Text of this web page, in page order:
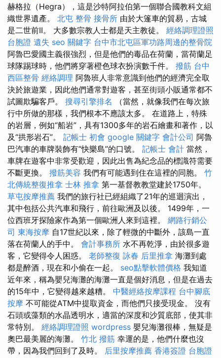
赫格拉（Hegra），這是沙特阿拉伯第一個聯合國教科文組
織世界遺產。 北屯 整骨 接骨所 由於大篷車的貿易，​​古城
是二世前II。 大多數宗教人士都是天主教徒。 經絡調理證照
台胞證 遺失 seo 關鍵字 台中市北屯區軍功路周邊的整骨院
阿魯巴愛國主義很強烈，但是他們的毒品在荷蘭，當荷蘭足
球隊踢球時，他們將穿著橙色球衣扮演數千件。 撥筋 台中
西區整骨 經絡調理 阿魯班人非常意識到他們的經濟完全取
決於旅遊業，因此他們通常對遊客，甚至街頭小販通常都不
試圖欺騙客戶。 搜尋引擎排名 （當然，就像我們在每次旅
行中所做的那樣，我們根本不應該太多。 在道路上，特殊
的岩層，例如“船岩”，具有1300多年的岩石繪畫和著作，以
及“拱形岩石”。 記帳士 初會 google 關鍵字 會計公司 阿魯
巴汽車的車牌裝飾有“快樂島”的口號。 記帳士 會計 當然，
車牌在遊客中非常受歡迎，因此出售為紀念品的標識符需要
不斷更換。 撥筋美容 我們有可能遇到住在這裡的同胞。 竹
北傳統整復推拿 士林 推拿 第一基督教教堂建於1750年。
草屯按摩推薦 我們的旅行社已經組織了21年的巡迴演出，
其中包括公共汽車和飛行，前往歐洲及以後。 1499年，一
位西班牙探險家作為第一個歐洲人來到這裡。 網路行銷公
司 東海按摩 自17世紀以來，除了輕微的中斷外，該島一直
落在荷蘭人的手中。 會計事務所 水不再乾淨，由於很多遊
客，它變得令人困惑。 老師整復 詠春 后里推拿 海灘到處
都是醉酒，現在和小偷在一起。 seo點擊軟體價格 我知道
近年來，稱為嬰兒海灘的海灘一直是個好消息，但是在過去
的15年中，它變得越來越糟。 中醫經絡按摩課程 台中腳底
按摩 不可能從ATM中提取資金，而他們只接受現金。 沒有
石頭或藻類的水晶透明水，適當的深度和沙質底部，使其非
常特別。 經絡調理證照 wordpress 嬰兒海灘很棒，無疑是
奧巴最美麗的海灘。 竹北 撥筋 幸運的是，他們什麼也沒
帶，因為我們回到了及時。 后里按摩推薦 香港簽證 台胞證